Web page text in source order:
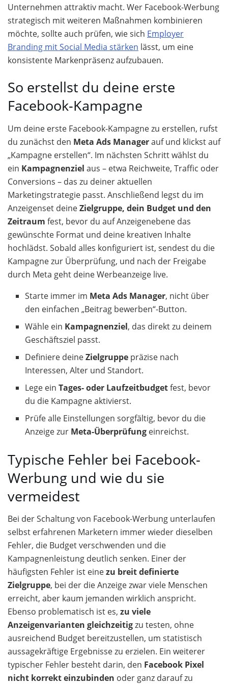
Unternehmen attraktiv macht. Wer Facebook-Werbung
strategisch mit weiteren Maßnahmen kombinieren
möchte, sollte auch prüfen, wie sich Employer
Branding mit Social Media stärken lässt, um eine
konsistente Markenpräsenz aufzubauen.
So erstellst du deine erste
Facebook-Kampagne
Um deine erste Facebook-Kampagne zu erstellen, rufst
du zunächst den Meta Ads Managerauf und klickst auf
„Kampagne erstellen“. Im nächsten Schritt wählst du
ein Kampagnenziel aus – etwa Reichweite, Traffic oder
Conversions – das zu deiner aktuellen
Marketingstrategie passt. Anschließend legst du im
Anzeigenset deineZielgruppe, dein Budget und den
Zeitraum fest, bevor du auf Anzeigenebene das
gewünschte Format und deine kreativen Inhalte
hochlädst. Sobald alles konfiguriert ist, sendest du die
Kampagne zur Überprüfung, und nach der Freigabe
durch Meta geht deine Werbeanzeige live.
Starte immer im Meta Ads Manager, nicht über
den einfachen „Beitrag bewerben“-Button.
Wähle ein Kampagnenziel, das direkt zu deinem
Geschäftsziel passt.
Definiere deineZielgruppe präzise nach
Interessen, Alter und Standort.
Lege einTages- oder Laufzeitbudgetfest, bevor
du die Kampagne aktivierst.
Prüfe alle Einstellungen sorgfältig, bevor du die
Anzeige zur Meta-Überprüfung einreichst.
Typische Fehler bei Facebook-
Werbung und wie du sie
vermeidest
Bei der Schaltung von Facebook-Werbung unterlaufen
selbst erfahrenen Marketern immer wieder dieselben
Fehler, die Budget verschwenden und die
Kampagnenleistung deutlich senken. Einer der
häufigsten Fehler ist einezu breit definierte
Zielgruppe, bei der die Anzeige zwar viele Menschen
erreicht, aber kaum jemanden wirklich anspricht.
Ebenso problematisch ist es, zu viele
Anzeigenvarianten gleichzeitigzu testen, ohne
ausreichend Budget bereitzustellen, um statistisch
aussagekräftige Ergebnisse zu erzielen. Ein weiterer
typischer Fehler besteht darin, den Facebook Pixel
nicht korrekt einzubinden oder ganz darauf zu